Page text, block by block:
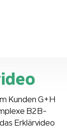
Kunden G+H
B2B-
Erklärvideo